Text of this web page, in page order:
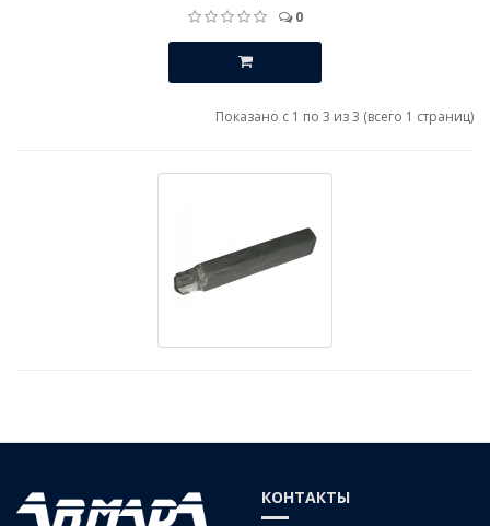
0
Показано с 1 по 3 из 3 (всего 1 страниц)
КОНТАКТЫ